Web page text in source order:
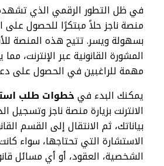
في ظل التطور الرقمي الذي
منصة ناجز حلاً مبتكرًا للحصول على
بسهولة ويسر. تتيح هذه المنصة
المشورة القانونية عبر الإنترنت،
مهمة للراغبين في الحصول على
يمكنك البدء فيخطوات طلب
الانترنت بزيارة منصة ناجز وتسجيل
بياناتك، ثم الانتقال إلى القسم
الاستشارة التي تحتاجها، سواء
الشخصية، العقود، أو أي مسائل